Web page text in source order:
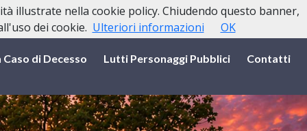
Caso di Decesso Lutti Personaggi Pubblici Contatti
illustrate nella cookie policy. Chiudendo questo banner,
dei cookie. Ulteriori informazioni OK